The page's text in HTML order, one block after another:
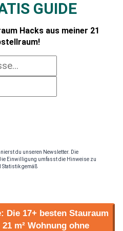
GUIDE
Hacks aus meiner 21
du unseren Newsletter. Die
Einwilligung umfasst die Hinweise zu
gemäß
17+ besten Stauraum
m² Wohnung ohne